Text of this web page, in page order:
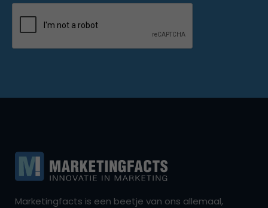
Marketingfacts is een beetje van ons allemaal,